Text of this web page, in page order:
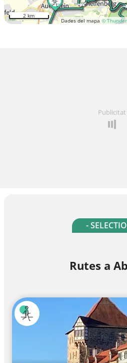
Dades del mapa ©
2 km
Publicitat
-
Rutes a